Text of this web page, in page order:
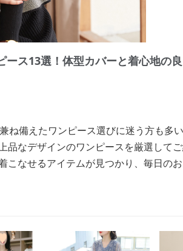
ース13選！体型カバーと着心地の
ね備えたワンピース選びに迷う方も多
なデザインのワンピースを厳選してご
なせるアイテムが見つかり、毎日の